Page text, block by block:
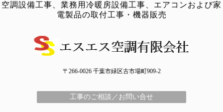
空調設備工事、業務用冷暖房設備工事、エアコンおよび家
電製品の取付工事・機器販売
〒266-0026 千葉市緑区古市場町909-2
工事のご相談／お問い合せ